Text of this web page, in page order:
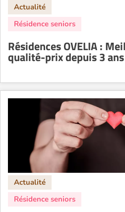
Résidences OVELIA :
qualité-prix depuis 3